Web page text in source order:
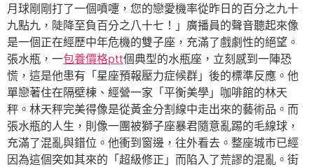
月球剛剛打了一個噴嚏，您的戀愛機率從昨日的百分之九十
九點九，陡降至負百分之八十七！」廣播員的聲音聽起來像
是一個正在經歷中年危機的雙子座，充滿了戲劇性的絕望。
張水瓶，一包養價格ptt個典型的水瓶座，立刻感到一陣恐
慌，這是他患有「星座預報壓力症候群」後的標準反應。他
單戀著住在隔壁棟、經營一家「平衡美學」咖啡館的林天
秤。林天秤完美得像是從黃金分割線中走出來的藝術品。而
張水瓶的人生，則像一團被獅子座暴君隨意亂踢的毛線球，
充滿了混亂與錯位。他衝到窗邊，往外看去。整座城市已經
因為這個突如其來的「超級修正」而陷入了荒謬的混亂。街